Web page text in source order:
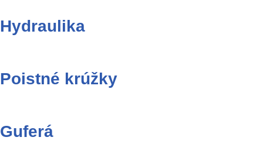
Hydraulika
Poistné krúžky
Guferá